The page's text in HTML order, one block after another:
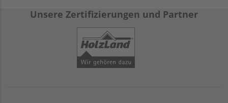
Unsere Zertifizierungen und Partner